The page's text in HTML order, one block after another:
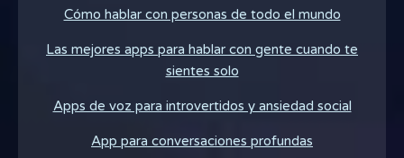
Cómo hablar con personas de todo el mundo
Las mejores apps para hablar con gente cuando te
sientes solo
Apps de voz para introvertidos y ansiedad social
App para conversaciones profundas